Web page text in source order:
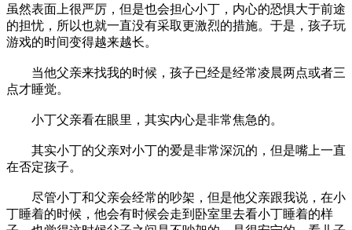
虽然表面上很严厉，但是也会担心小丁，内心的恐惧大于前途
的担忧，所以也就一直没有采取更激烈的措施。于是，孩子玩
游戏的时间变得越来越长。
当他父亲来找我的时候，孩子已经是经常凌晨两点或者三
点才睡觉。
小丁父亲看在眼里，其实内心是非常焦急的。
其实小丁的父亲对小丁的爱是非常深沉的，但是嘴上一直
在否定孩子。
尽管小丁和父亲会经常的吵架，但是他父亲跟我说，在小
丁睡着的时候，他会有时候会走到卧室里去看小丁睡着的样